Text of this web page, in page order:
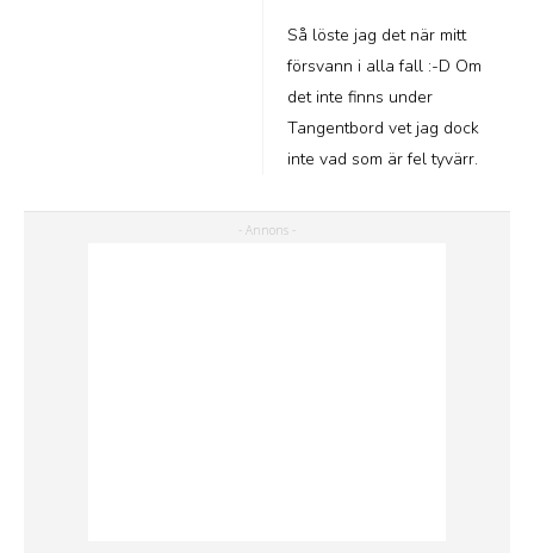
Så löste jag det när mitt
försvann i alla fall :-D Om
det inte finns under
Tangentbord vet jag dock
inte vad som är fel tyvärr.